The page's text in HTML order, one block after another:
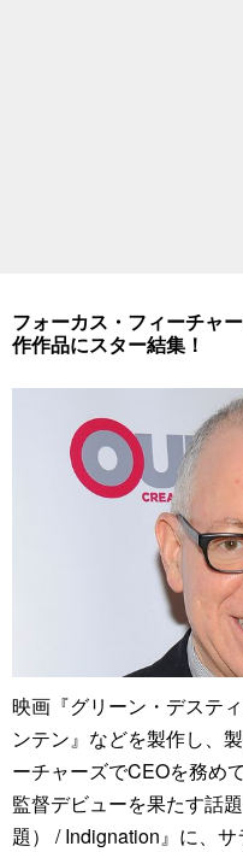
フォーカス・フィーチャ
作作品にスター結集！
映画『グリーン・デステ
ンテン』などを製作し、
ーチャーズでCEOを務め
監督デビューを果たす話
題） / Indignation』に、